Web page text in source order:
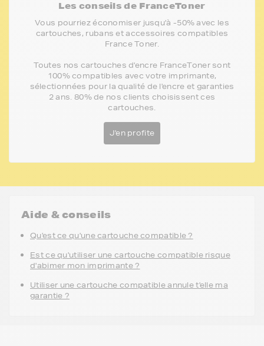
Les conseils de FranceToner
Vous pourriez économiser jusqu'à -50% avec les
cartouches, rubans et accessoires compatibles
France Toner.
Toutes nos cartouches d'encre FranceToner sont
100% compatibles avec votre imprimante,
sélectionnées pour la qualité de l'encre et garanties
2 ans. 80% de nos clients choisissent ces
cartouches.
J'en profite
Aide & conseils
Qu'est ce qu'une cartouche compatible ?
Est ce qu'utiliser une cartouche compatible risque
d'abimer mon imprimante ?
Utiliser une cartouche compatible annule t'elle ma
garantie ?